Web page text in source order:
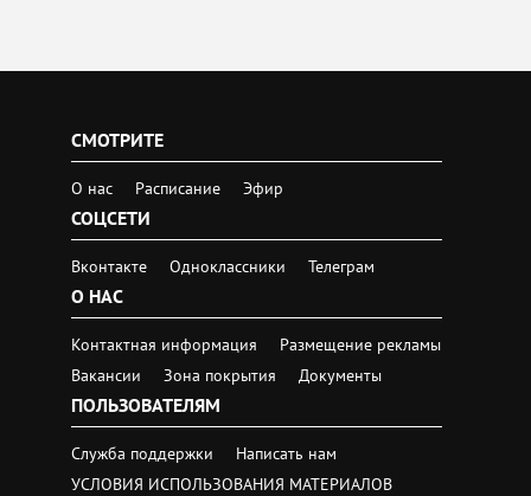
СМОТРИТЕ
О нас Расписание Эфир
СОЦСЕТИ
Вконтакте Одноклассники Телеграм
О НАС
Контактная информация
Размещение рекламы
Вакансии
Зона покрытия Документы
ПОЛЬЗОВАТЕЛЯМ
Служба поддержки
Написать нам
УСЛОВИЯ ИСПОЛЬЗОВАНИЯ МАТЕРИАЛОВ